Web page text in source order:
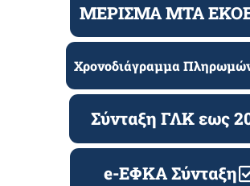
ΜΕΡΙΣΜΑ ΜΤΑ
Χρονοδιάγραμμα
Σύνταξη ΓΛΚ εως
e-ΕΦΚΑ Σύνταξη